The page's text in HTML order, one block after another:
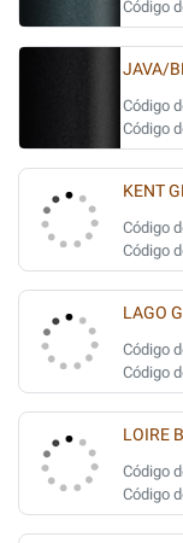
Código
JAVA/
Código
Código
KENT
Código
Código
LAGO
Código
Código
LOIRE
Código
Código